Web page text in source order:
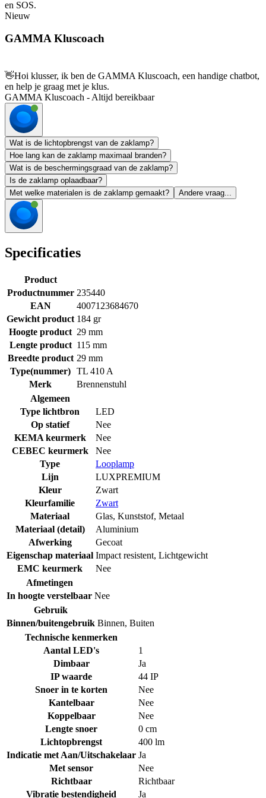
en SOS.
Nieuw
GAMMA Kluscoach
👋Hoi klusser, ik ben de GAMMA Kluscoach, een handige chatbot,
en help je graag met je klus.
GAMMA Kluscoach - Altijd bereikbaar
Wat is de lichtopbrengst van de zaklamp?
Hoe lang kan de zaklamp maximaal branden?
Wat is de beschermingsgraad van de zaklamp?
Is de zaklamp oplaadbaar?
Met welke materialen is de zaklamp gemaakt?
Andere vraag...
Specificaties
Product
Productnummer 235440
EAN
4007123684670
Gewicht product 184 gr
Hoogte product 29 mm
Lengte product 115 mm
Breedte product 29 mm
Type(nummer) TL 410 A
Merk
Brennenstuhl
Algemeen
Type lichtbron
LED
Op statief
Nee
KEMA keurmerk
Nee
CEBEC keurmerk
Nee
Type
Looplamp
Lijn
LUXPREMIUM
Kleur
Zwart
Kleurfamilie
Zwart
Materiaal
Glas, Kunststof, Metaal
Materiaal (detail)
Aluminium
Afwerking
Gecoat
Eigenschap materiaal Impact resistent, Lichtgewicht
EMC keurmerk
Nee
Afmetingen
In hoogte verstelbaar Nee
Gebruik
Binnen/buitengebruik Binnen, Buiten
Technische kenmerken
Aantal LED's
1
Dimbaar
Ja
IP waarde
44 IP
Snoer in te korten
Nee
Kantelbaar
Nee
Koppelbaar
Nee
Lengte snoer
0 cm
Lichtopbrengst
400 lm
Indicatie met Aan/Uitschakelaar Ja
Met sensor
Nee
Richtbaar
Richtbaar
Vibratie bestendigheid
Ja